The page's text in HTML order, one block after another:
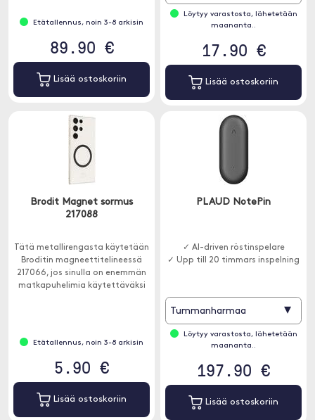
Etätallennus, noin 3-8 arkisin
89.90 €
Lisää ostoskoriin
Löytyy varastosta, lähetetään
maananta..
17.90 €
Lisää ostoskoriin
Brodit Magnet sormus
217088
Tätä metallirengasta käytetään
Broditin magneettitelineessä
217066, jos sinulla on enemmän
matkapuhelimia käytettäväksi
Etätallennus, noin 3-8 arkisin
5.90 €
Lisää ostoskoriin
PLAUD NotePin
✓ AI-driven röstinspelare
✓ Upp till 20 timmars inspelning
Tummanharmaa ▾
Löytyy varastosta, lähetetään
maananta..
197.90 €
Lisää ostoskoriin